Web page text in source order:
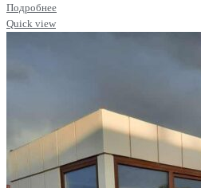
Подробнее
Quick view